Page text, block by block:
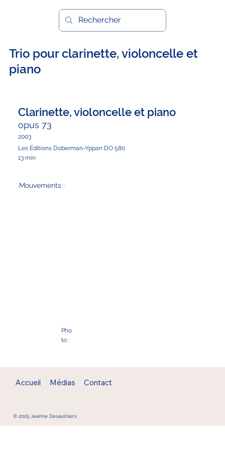
Trio pour clarinette, violoncelle et
piano
Clarinette, violoncelle et piano
opus 73
2003
Les Éditions Doberman-Yppan DO 580
13 min
Mouvements :
Pho
to :
© 2025 Jeanne Desaulniers
Accueil Médias Contact